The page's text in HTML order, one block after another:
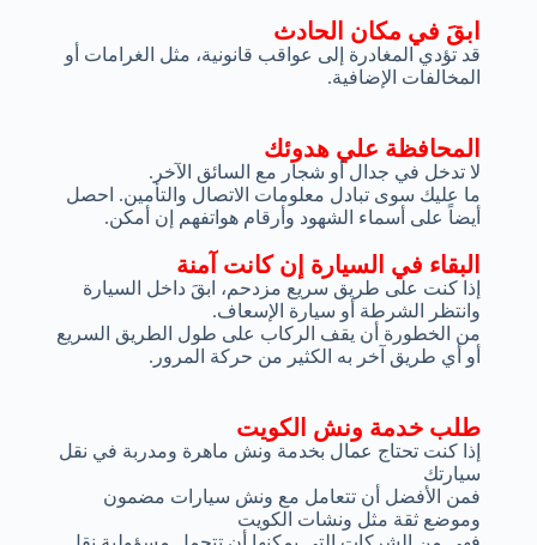
ابقَ في مكان الحادث
قد تؤدي المغادرة إلى عواقب قانونية، مثل الغرامات أو
المخالفات الإضافية.
البقاء في السيارة إن كانت آمنة
إذا كنت على طريق سريع مزدحم، ابقَ داخل السيارة
وانتظر الشرطة أو سيارة الإسعاف.
من الخطورة أن يقف الركاب على طول الطريق السريع
أو أي طريق آخر به الكثير من حركة المرور.
المحافظة علي هدوئك
لا تدخل في جدال أو شجار مع السائق الآخر.
ما عليك سوى تبادل معلومات الاتصال والتأمين. احصل
أيضاً على أسماء الشهود وأرقام هواتفهم إن أمكن.
طلب خدمة ونش الكويت
إذا كنت تحتاج عمال بخدمة ونش ماهرة ومدربة في نقل
سيارتك
فمن الأفضل أن تتعامل مع ونش سيارات مضمون
وموضع ثقة مثل ونشات الكويت